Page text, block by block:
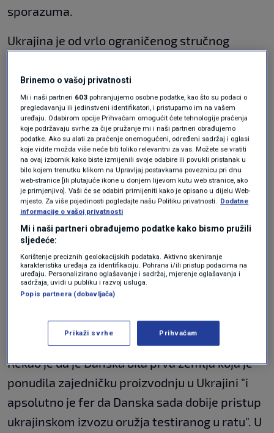
sporazuma.
Ukrajina je od vrlo ograničenog stručnog
dronova u tom sektoru otkako ju je Rusija
napala u veljači 2022.
Zelenskij je obišao mnoge zemlje kako bi
promovirao potpisivanje sporazuma. Posebno
se fokusirao na Bliski istok budući da su se
zemlje Perzijskog zaljeva ove godine suočile s
iranskim napadima kojima su se morale
suprotstaviti.
Objavljujući sporazum s Danskom, Zelenskij je
rekao da sporazum "otvara veće mogućnosti
za zajedničku obrambenu proizvodnju,
izvozu oružja".
Rekao je da je Danska bila prva zemlja koja je
ponudila zajedničku proizvodnju u Ukrajini "i
apsolutno je fer da Danska sada dobije pristup
ukrajinskom izvozu oružja testiranog u ratu". U
Brinemo o vašoj privatnosti
Mi i naši partneri 603 pohranjujemo osobne podatke, kao što su podaci o
pregledavanju ili jedinstveni identifikatori, i pristupamo im na vašem
uređaju. Odabirom opcije Prihvaćam omogućit ćete tehnologije praćenja
koje podržavaju svrhe za čije pružanje mi i naši partneri obrađujemo
podatke. Ako su alati za praćenje onemogućeni, određeni sadržaj i oglasi
koje vidite možda više neće biti toliko relevantni za vas. Možete se vratiti
na ovaj izbornik kako biste izmijenili svoje odabire ili povukli pristanak u
bilo kojem trenutku klikom na Upravljaj postavkama poveznicu pri dnu
web-stranice [ili plutajuće ikone u donjem lijevom kutu web stranice, ako
je primjenjivo]. Vaši će se odabiri primijeniti kako je opisano u dijelu Web-
mjesto. Za više pojedinosti pogledajte našu Politiku privatnosti. Dodatne
informacije o vašoj privatnosti
Mi i naši partneri obrađujemo podatke kako bismo pružili
sljedeće:
Korištenje preciznih geolokacijskih podataka. Aktivno skeniranje
karakteristika uređaja za identifikaciju. Pohrana i/ili pristup podacima na
uređaju. Personalizirano oglašavanje i sadržaj, mjerenje oglašavanja i
sadržaja, uvidi u publiku i razvoj usluga.
Popis partnera (dobavljača)
Prikaži svrhe Prihvaćam